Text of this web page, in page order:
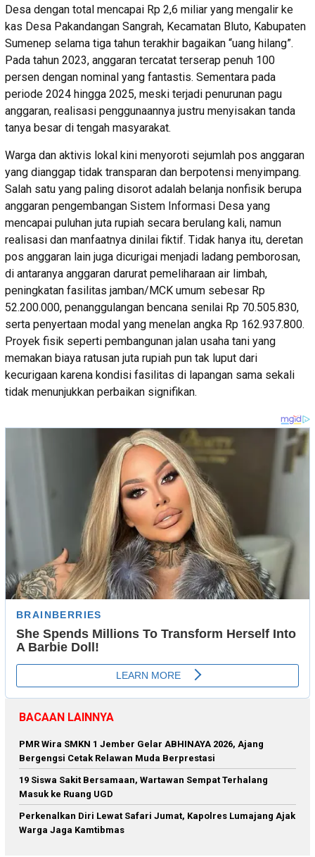
Desa dengan total mencapai Rp 2,6 miliar yang mengalir ke
kas Desa Pakandangan Sangrah, Kecamatan Bluto, Kabupaten
Sumenep selama tiga tahun terakhir bagaikan “uang hilang”.
Pada tahun 2023, anggaran tercatat terserap penuh 100
persen dengan nominal yang fantastis. Sementara pada
periode 2024 hingga 2025, meski terjadi penurunan pagu
anggaran, realisasi penggunaannya justru menyisakan tanda
tanya besar di tengah masyarakat.
Warga dan aktivis lokal kini menyoroti sejumlah pos anggaran
yang dianggap tidak transparan dan berpotensi menyimpang.
Salah satu yang paling disorot adalah belanja nonfisik berupa
anggaran pengembangan Sistem Informasi Desa yang
mencapai puluhan juta rupiah secara berulang kali, namun
realisasi dan manfaatnya dinilai fiktif. Tidak hanya itu, deretan
pos anggaran lain juga dicurigai menjadi ladang pemborosan,
di antaranya anggaran darurat pemeliharaan air limbah,
peningkatan fasilitas jamban/MCK umum sebesar Rp
52.200.000, penanggulangan bencana senilai Rp 70.505.830,
serta penyertaan modal yang menelan angka Rp 162.937.800.
Proyek fisik seperti pembangunan jalan usaha tani yang
memakan biaya ratusan juta rupiah pun tak luput dari
kecurigaan karena kondisi fasilitas di lapangan sama sekali
tidak menunjukkan perbaikan signifikan.
BACAAN LAINNYA
PMR Wira SMKN 1 Jember Gelar ABHINAYA 2026, Ajang
Bergengsi Cetak Relawan Muda Berprestasi
19 Siswa Sakit Bersamaan, Wartawan Sempat Terhalang
Masuk ke Ruang UGD
Perkenalkan Diri Lewat Safari Jumat, Kapolres Lumajang Ajak
Warga Jaga Kamtibmas